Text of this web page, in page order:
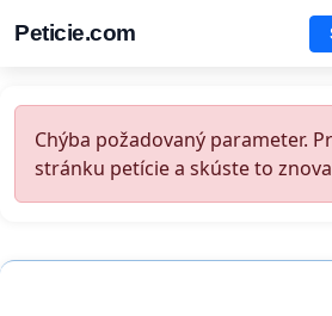
Peticie.com
Chýba požadovaný parameter.
stránku petície a skúste to